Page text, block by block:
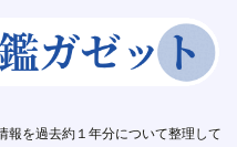
報を過去約１年分について整理して